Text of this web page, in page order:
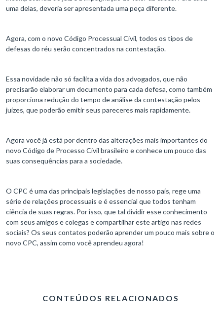
uma delas, deveria ser apresentada uma peça diferente.
Agora, com o novo Código Processual Civil, todos os tipos de
defesas do réu serão concentrados na contestação.
Essa novidade não só facilita a vida dos advogados, que não
precisarão elaborar um documento para cada defesa, como também
proporciona redução do tempo de análise da contestação pelos
juízes, que poderão emitir seus pareceres mais rapidamente.
Agora você já está por dentro das alterações mais importantes do
novo Código de Processo Civil brasileiro e conhece um pouco das
suas consequências para a sociedade.
O CPC é uma das principais legislações de nosso país, rege uma
série de relações processuais e é essencial que todos tenham
ciência de suas regras. Por isso, que tal dividir esse conhecimento
com seus amigos e colegas e compartilhar este artigo nas redes
sociais? Os seus contatos poderão aprender um pouco mais sobre o
novo CPC, assim como você aprendeu agora!
CONTEÚDOS RELACIONADOS